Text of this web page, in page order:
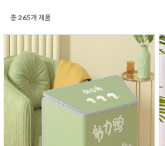
총265개 제품